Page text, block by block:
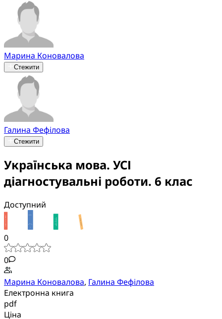
Марина Коновалова
Стежити
Галина Фефілова
Стежити
Українська мова. УСІ
діагностувальні роботи. 6 клас
Доступний
0
0
Марина Коновалова, Галина Фефілова
Електронна книга
pdf
Ціна